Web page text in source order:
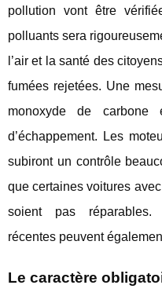
pollution vont être
polluants sera
l’air et la santé des
fumées rejetées. Une
monoxyde de
d’échappement. Les
subiront un contrôle
que certaines voitures
soient pas réparables.
récentes peuvent
Le caractère